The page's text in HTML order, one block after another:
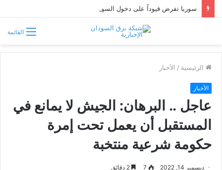
القائمة
الرئيسية / الأخبار
الأخبار
عاجل .. البرهان: الجيش لا يمانع في
المستقبل أن يعمل تحت إمرة
حكومة شرعية منتخبة
ديسمبر 14, 2022 7